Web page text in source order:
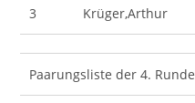
3 Krüger,Arthur
Paarungsliste der 4. Runde